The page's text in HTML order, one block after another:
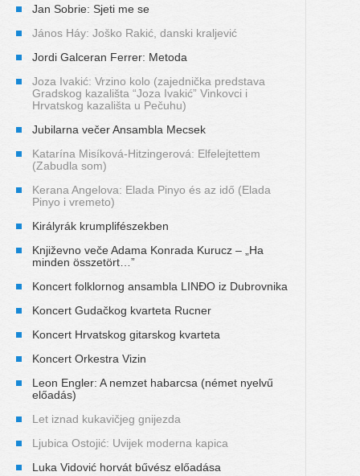
Jan Sobrie: Sjeti me se
János Háy: Joško Rakić, danski kraljević
Jordi Galceran Ferrer: Metoda
Joza Ivakić: Vrzino kolo (zajednička predstava
Gradskog kazališta “Joza Ivakić” Vinkovci i
Hrvatskog kazališta u Pečuhu)
Jubilarna večer Ansambla Mecsek
Katarína Misíková-Hitzingerová: Elfelejtettem
(Zabudla som)
Kerana Angelova: Elada Pinyo és az idő (Elada
Pinyo i vremeto)
Királyrák krumplifészekben
Književno veče Adama Konrada Kurucz – „Ha
minden összetört…”
Koncert folklornog ansambla LINĐO iz Dubrovnika
Koncert Gudačkog kvarteta Rucner
Koncert Hrvatskog gitarskog kvarteta
Koncert Orkestra Vizin
Leon Engler: A nemzet habarcsa (német nyelvű
előadás)
Let iznad kukavičjeg gnijezda
Ljubica Ostojić: Uvijek moderna kapica
Luka Vidović horvát bűvész előadása